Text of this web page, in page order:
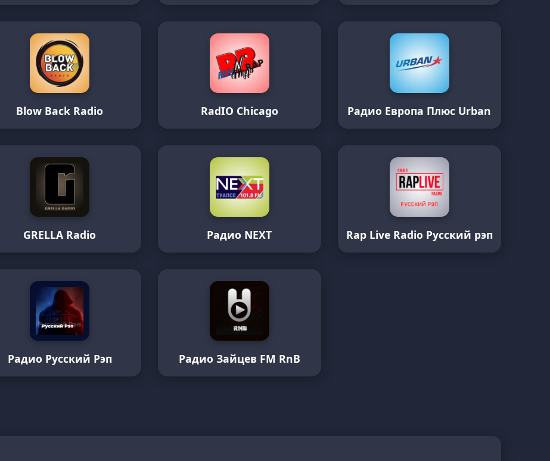
Blow Back Radio RadIO Chicago Радио Европа Плюс Urban
GRELLA Radio Радио NEXT Rap Live Radio Русский рэп
Радио Русский Рэп Радио Зайцев FM RnB